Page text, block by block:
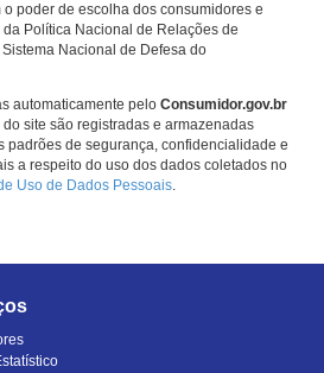
poder de escolha dos consumidores e
Política Nacional de Relações de
Nacional de Defesa do
automaticamente pelo Consumidor.gov.br
site são registradas e armazenadas
padrões de segurança, confidencialidade e
a respeito do uso dos dados coletados no
Uso de Dados Pessoais.